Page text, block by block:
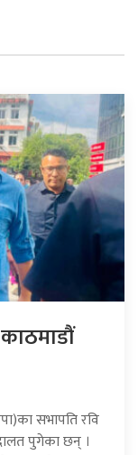
सभापति रवि
पुगेका छन् ।